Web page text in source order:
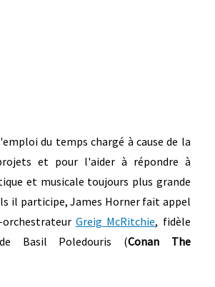
du temps chargé à cause de la
et pour l'aider à répondre à
et musicale toujours plus grande
il participe, James Horner fait appel
Greig McRitchie, fidèle
Basil Poledouris (Conan The